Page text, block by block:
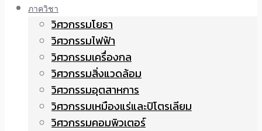
ภาควิชา
วิศวกรรมโยธา
วิศวกรรมไฟฟ้า
วิศวกรรมเครื่องกล
วิศวกรรมสิ่งแวดล้อม
วิศวกรรมอุตสาหการ
วิศวกรรมเหมืองแร่และปิโตรเลียม
วิศวกรรมคอมพิวเตอร์